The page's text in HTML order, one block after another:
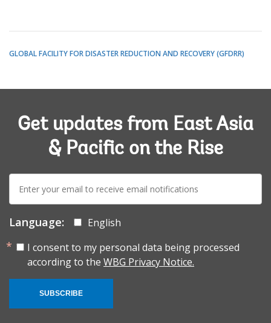
GLOBAL FACILITY FOR DISASTER REDUCTION AND RECOVERY (GFDRR)
Get updates from East Asia
& Pacific on the Rise
E-
mail:
Language:
English
I consent to my personal data being processed
according to the WBG Privacy Notice.
SUBSCRIBE